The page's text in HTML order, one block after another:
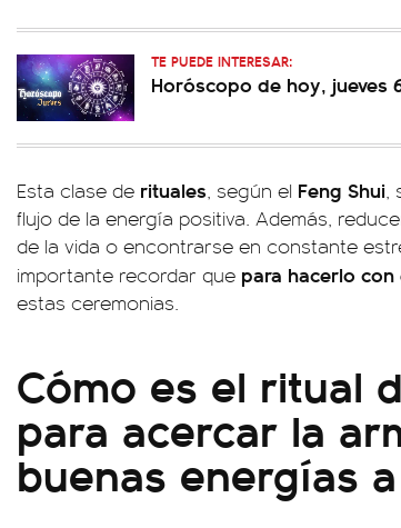
TE PUEDE INTERESAR:
Horóscopo de hoy, jueves
Esta clase de rituales, según el Feng Shui,
flujo de la energía positiva. Además,
de la vida o encontrarse en constante
importante recordar que para hacerlo
estas ceremonias.
Cómo es el ritual
para acercar la
buenas energías